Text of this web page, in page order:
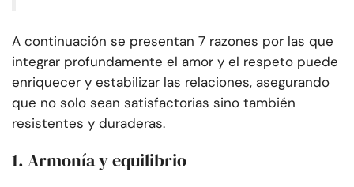
A continuación se presentan 7 razones por las que
integrar profundamente el amor y el respeto puede
enriquecer y estabilizar las relaciones, asegurando
que no solo sean satisfactorias sino también
resistentes y duraderas.
1. Armonía y equilibrio